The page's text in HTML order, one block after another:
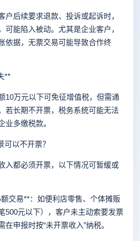
后续要求退款、投诉或起诉时，
可能陷入被动。尤其是企业客户，
依据，无票交易可能导致合作终
**
万元以下可免征增值税，但需通
若长期不开票，税务系统可能无法
业多缴税款。
以不开票？
都必须开票，以下情况可暂缓或
易**：如便利店零售、个体摊贩
500元以下），客户未主动索要发票
申报时按“未开票收入”纳税。